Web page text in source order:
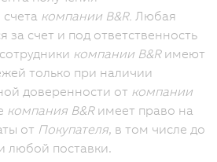
компании B&R. Любая
за счет и под ответственность
компании B&Rимеют
только при наличии
доверенности от компании
компания B&Rимеет право на
от Покупателя, в том числе до
любой поставки.